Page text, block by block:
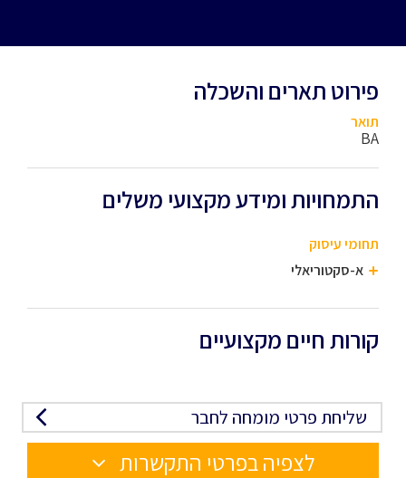
פירוט תארים והשכלה
תואר
BA
התמחויות ומידע מקצועי משלים
תחומי עיסוק
א-סקטוריאלי
קורות חיים מקצועיים
שליחת פרטי מומחה לחבר
לצפיה בפרטי התקשרות